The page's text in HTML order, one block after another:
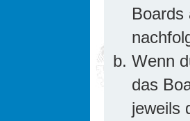
Boards
Wenn
das
jeweils